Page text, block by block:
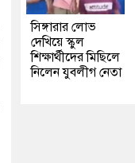
সিঙ্গারার লোভ
দেখিয়ে স্কুল
শিক্ষার্থীদের মিছিলে
নিলেন যুবলীগ নেতা